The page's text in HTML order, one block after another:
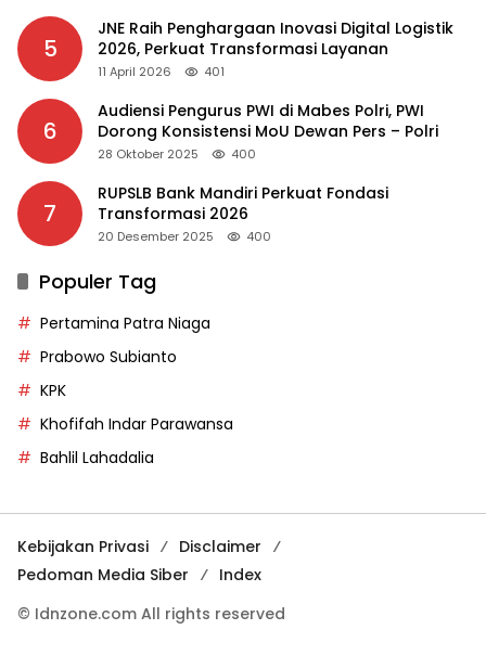
5
JNE Raih Penghargaan Inovasi Digital Logistik
2026, Perkuat Transformasi Layanan
11 April 2026 401
6
Audiensi Pengurus PWI di Mabes Polri, PWI
Dorong Konsistensi MoU Dewan Pers – Polri
28 Oktober 2025 400
7
RUPSLB Bank Mandiri Perkuat Fondasi
Transformasi 2026
20 Desember 2025 400
Populer Tag
Pertamina Patra Niaga
Prabowo Subianto
KPK
Khofifah Indar Parawansa
Bahlil Lahadalia
Kebijakan Privasi
Disclaimer
Pedoman Media Siber
Index
© Idnzone.com All rights reserved